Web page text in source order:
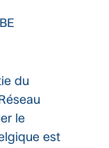
du
le
est